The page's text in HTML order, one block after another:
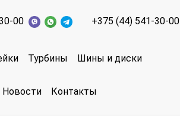
00 +375 (44) 541-30-00
Турбины Шины и диски
Новости Контакты